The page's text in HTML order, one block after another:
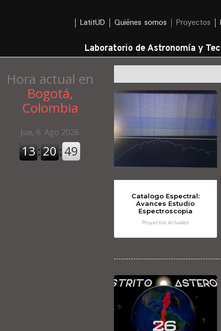
LatitUD Quiénes somos Proyectos
Laboratorio de Astronomía y
Hora actual en
Bogotá,
Colombia
Catalogo Espectral:
Avances Estudio
Espectroscopia
Proyectos Actuales